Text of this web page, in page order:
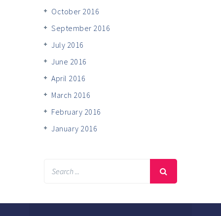
October 2016
September 2016
July 2016
June 2016
April 2016
March 2016
February 2016
January 2016